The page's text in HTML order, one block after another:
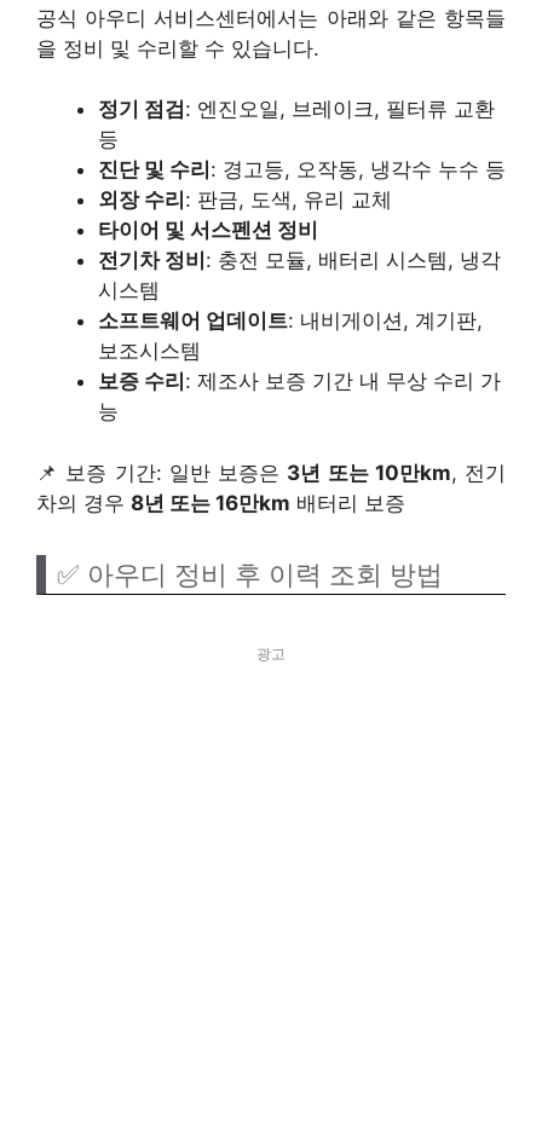
공식 아우디 서비스센터에서는 아래와 같은 항목들
을 정비 및 수리할 수 있습니다.
정기 점검 : 엔진오일, 브레이크, 필터류 교환
등
진단 및 수리 : 경고등, 오작동, 냉각수 누수 등
외장 수리 : 판금, 도색, 유리 교체
타이어 및 서스펜션 정비
전기차 정비 : 충전 모듈, 배터리 시스템, 냉각
시스템
소프트웨어 업데이트: 내비게이션, 계기판,
보조시스템
보증 수리 : 제조사 보증 기간 내 무상 수리 가
능
📌 보증 기간: 일반 보증은 3년 또는 10만km, 전기
차의 경우 8년 또는 16만km 배터리 보증
✅ 아우디 정비 후 이력 조회 방법
광고